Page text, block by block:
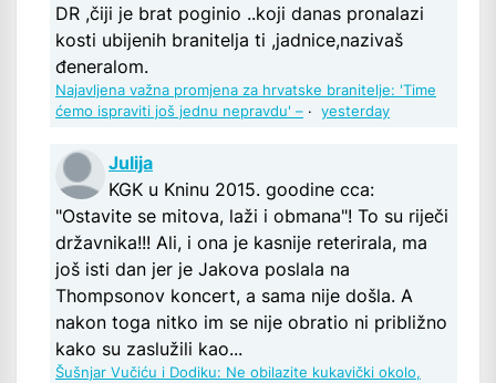
DR ,čiji je brat poginio ..koji danas pronalazi
kosti ubijenih branitelja ti ,jadnice,nazivaš
đeneralom.
Najavljena važna promjena za hrvatske branitelje: 'Time
ćemo ispraviti još jednu nepravdu' – · yesterday
Julija
KGK u Kninu 2015. goodine cca:
"Ostavite se mitova, laži i obmana"! To su riječi
državnika!!! Ali, i ona je kasnije reterirala, ma
još isti dan jer je Jakova poslala na
Thompsonov koncert, a sama nije došla. A
nakon toga nitko im se nije obratio ni približno
kako su zaslužili kao...
Šušnjar Vučiću i Dodiku: Ne obilazite kukavički okolo,